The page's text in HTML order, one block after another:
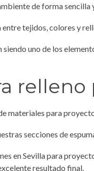
de forma sencilla
tejidos, colores y
uno de los
relleno
materiales para
secciones de
en Sevilla para
resultado final.